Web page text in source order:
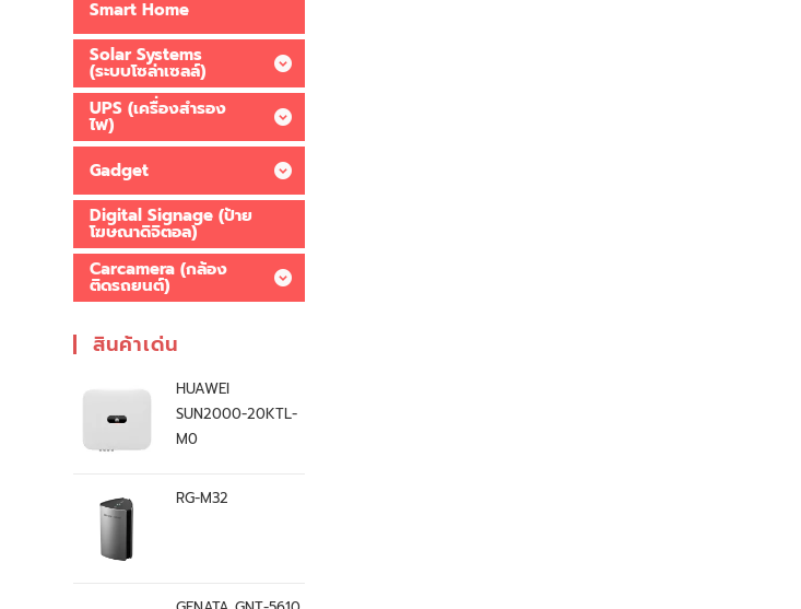
Smart Home
Solar Systems
(ระบบโซล่าเซลล์)
UPS (เครื่องสำรอง
ไฟ)
Gadget
Digital Signage (ป้าย
โฆษณาดิจิตอล)
Carcamera (กล้อง
ติดรถยนต์)
สินค้าเด่น
HUAWEI
SUN2000-20KTL-
M0
RG-M32